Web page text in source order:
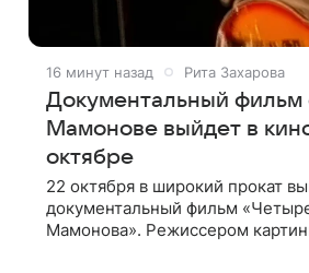
16 минут назад Рита Захарова
Документальный фильм
Мамонове выйдет в
октябре
22 октября в широкий прокат
документальный фильм
Мамонова». Режиссером